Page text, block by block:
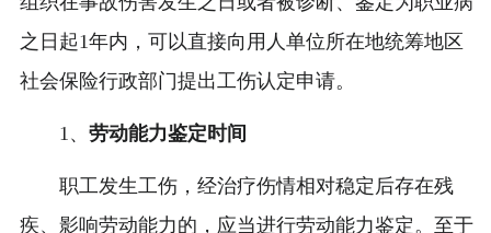
之日起1年内，可以直接向用人单位所在地统筹地区
社会保险行政部门提出工伤认定申请。
1、 劳动能力鉴定时间
职工发生工伤，经治疗伤情相对稳定后存在残
疾、影响劳动能力的，应当进行劳动能力鉴定。至于